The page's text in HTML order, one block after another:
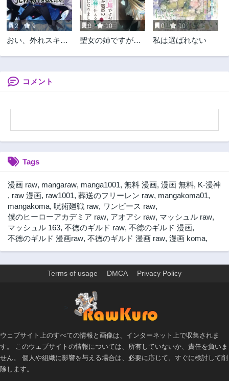
第89話
3ヶ月前
第88話
3ヶ月前
第87話
3ヶ月前
第86話
3ヶ月前
第85話 第84話
第83話
第77話
第75話
3年前
第74話
3年前
第73話
3年前
第72話
3年前
第71話 第70話
第68話
3年前
3年前
第64話
3年前
第63話
3年前
第62話
3年前
2 9
おい、外れスキル
作》が化け物すぎ
るんだが。
0 10
聖女の姉ですが、
なりました
0 10
私は選ばれない
コメント
Tags
漫画 raw, mangaraw, manga1001, 無料 漫画, 漫画 無料, K-漫神
, raw 漫画, raw1001, 葬送のフリーレン raw, mangakoma01,
mangakoma, 呪術廻戦 raw, ワンピース raw,
僕のヒーローアカデミア raw, アオアシ raw, マッシュル raw,
マッシュル 163, 不徳のギルド raw, 不徳のギルド 漫画,
不徳のギルド 漫画raw, 不徳のギルド 漫画 raw, 漫画 koma,
Terms of usage DMCA Privacy Policy
ウェブサイト上のすべての情報と画像は、インターネット上で収集されま
す。 このウェブサイトの情報については、所有していないか、責任を負いま
せん。 個人や組織に影響を与える場合は、必要に応じて、すぐに検討して削
除します。